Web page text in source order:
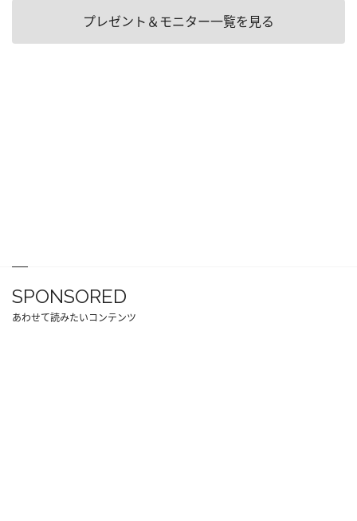
プレゼント＆モニター一覧を見る
SPONSORED
あわせて読みたいコンテンツ